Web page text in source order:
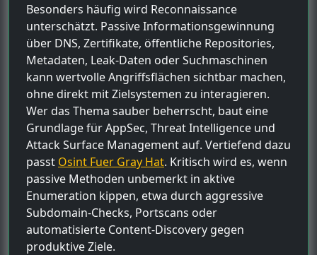
Besonders häufig wird Reconnaissance
unterschätzt. Passive Informationsgewinnung
über DNS, Zertifikate, öffentliche Repositories,
Metadaten, Leak-Daten oder Suchmaschinen
kann wertvolle Angriffsflächen sichtbar machen,
ohne direkt mit Zielsystemen zu interagieren.
Wer das Thema sauber beherrscht, baut eine
Grundlage für AppSec, Threat Intelligence und
Attack Surface Management auf. Vertiefend dazu
passt Osint Fuer Gray Hat. Kritisch wird es, wenn
passive Methoden unbemerkt in aktive
Enumeration kippen, etwa durch aggressive
Subdomain-Checks, Portscans oder
automatisierte Content-Discovery gegen
produktive Ziele.